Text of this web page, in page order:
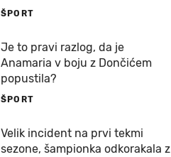
ŠPORT
Je to pravi razlog, da je
Anamaria v boju z Dončićem
popustila?
ŠPORT
Velik incident na prvi tekmi
sezone, šampionka odkorakala z